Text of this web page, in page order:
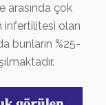
çok
infertilitesi olan
bunların %25-